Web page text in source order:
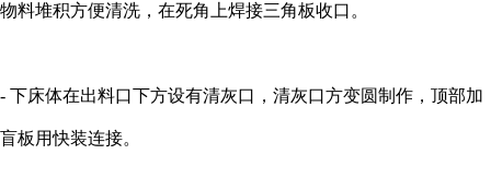
物料堆积方便清洗，在死角上焊接三角板收口。
- 下床体在出料口下方设有清灰口，清灰口方变圆制作，顶部加
盲板用快装连接。